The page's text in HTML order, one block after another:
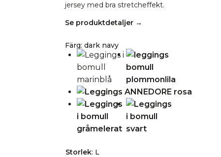
jersey med bra stretcheffekt.
Se produktdetaljer →
Färg: dark navy
Storlek: L